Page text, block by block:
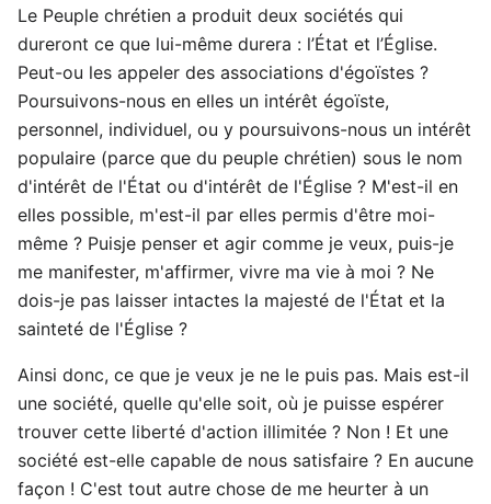
Le Peuple chrétien a produit deux sociétés qui
dureront ce que lui-même durera : l’État et l’Église.
Peut-ou les appeler des associations d'égoïstes ?
Poursuivons-nous en elles un intérêt égoïste,
personnel, individuel, ou y poursuivons-nous un intérêt
populaire (parce que du peuple chrétien) sous le nom
d'intérêt de l'État ou d'intérêt de l'Église ? M'est-il en
elles possible, m'est-il par elles permis d'être moi-
même ? Puisje penser et agir comme je veux, puis-je
me manifester, m'affirmer, vivre ma vie à moi ? Ne
dois-je pas laisser intactes la majesté de l'État et la
sainteté de l'Église ?
Ainsi donc, ce que je veux je ne le puis pas. Mais est-il
une société, quelle qu'elle soit, où je puisse espérer
trouver cette liberté d'action illimitée ? Non ! Et une
société est-elle capable de nous satisfaire ? En aucune
façon ! C'est tout autre chose de me heurter à un